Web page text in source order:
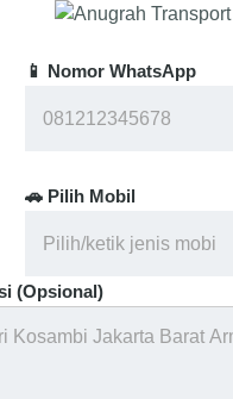
📱 Nomor WhatsApp
🚗 Pilih Mobil
(Opsional)